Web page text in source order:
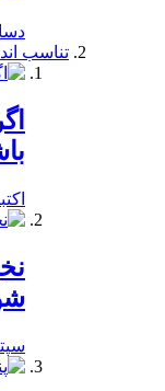
دسامبر
تناسب
اکتبر 3,